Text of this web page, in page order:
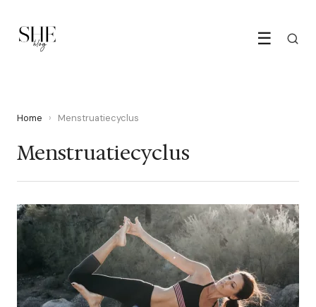
☰
Home › Menstruatiecyclus
Menstruatiecyclus